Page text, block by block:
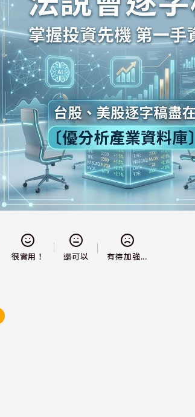
很實用！ 還可以 有待加強...